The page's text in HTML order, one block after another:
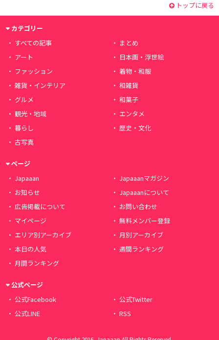
トップに戻る
カテゴリー
すべての記事
まとめ
アート
日本画・浮世絵
ファッション
着物・和服
雑貨・インテリア
和雑貨
グルメ
和菓子
観光・地域
エンタメ
暮らし
歴史・文化
古写真
ページ
Japaaan
Japaaanマガジン
お知らせ
Japaaanについて
広告掲載について
お問い合わせ
マイページ
無料メンバー登録
エリア別アーカイブ
月別アーカイブ
本日の人気
週間ランキング
月間ランキング
公式ページ
公式Facebook
公式Twitter
公式LINE
RSS